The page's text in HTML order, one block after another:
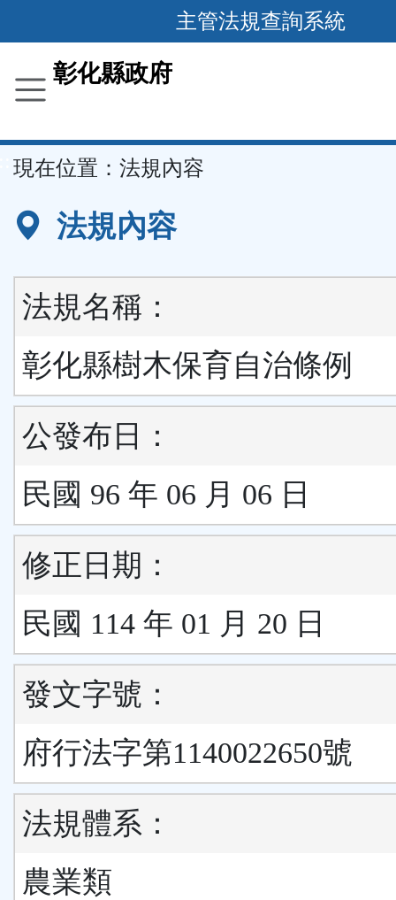
到
要
容
區
主管法規查詢系統
彰化縣政府
現在位置： 法規內容
法規內容
法規名稱：
彰化縣樹木保育自治條例
公發布日：
民國 96 年 06 月 06 日
修正日期：
民國 114 年 01 月 20 日
發文字號：
府行法字第1140022650號
法規體系：
農業類